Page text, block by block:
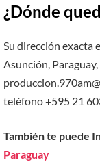
¿Dónde
Su dirección exacta
Asunción,
teléfono +595 21
También te puede
Paraguay